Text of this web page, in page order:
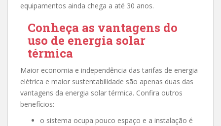
equipamentos ainda chega a até 30 anos.
Conheça as vantagens do
uso de energia solar
térmica
Maior economia e independência das tarifas de energia
elétrica e maior sustentabilidade são apenas duas das
vantagens da energia solar térmica. Confira outros
benefícios:
o sistema ocupa pouco espaço e a instalação é